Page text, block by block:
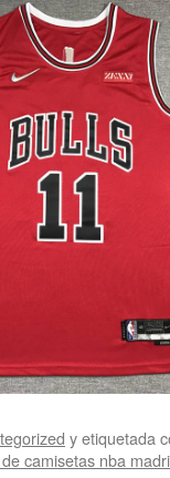
y etiquetada
camisetas nba